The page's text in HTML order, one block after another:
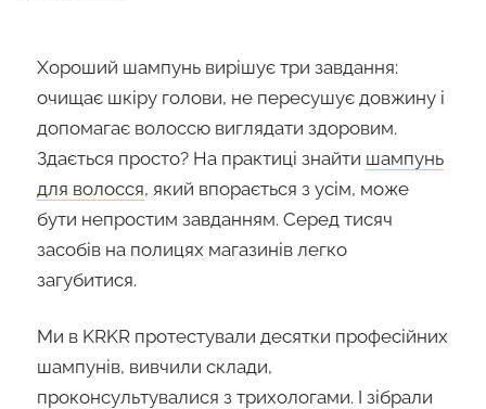
Хороший шампунь вирішує три завдання:
очищає шкіру голови, не пересушує довжину і
допомагає волоссю виглядати здоровим.
Здається просто? На практиці знайти шампунь
для волосся, який впорається з усім, може
бути непростим завданням. Серед тисяч
засобів на полицях магазинів легко
загубитися.
Ми в KRKR протестували десятки професійних
шампунів, вивчили склади,
проконсультувалися з трихологами. І зібрали